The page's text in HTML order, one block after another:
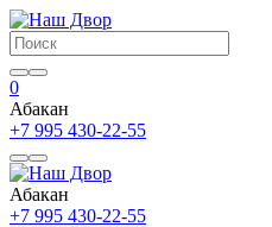
0
Абакан
+7 995 430-22-55
Абакан
+7 995 430-22-55